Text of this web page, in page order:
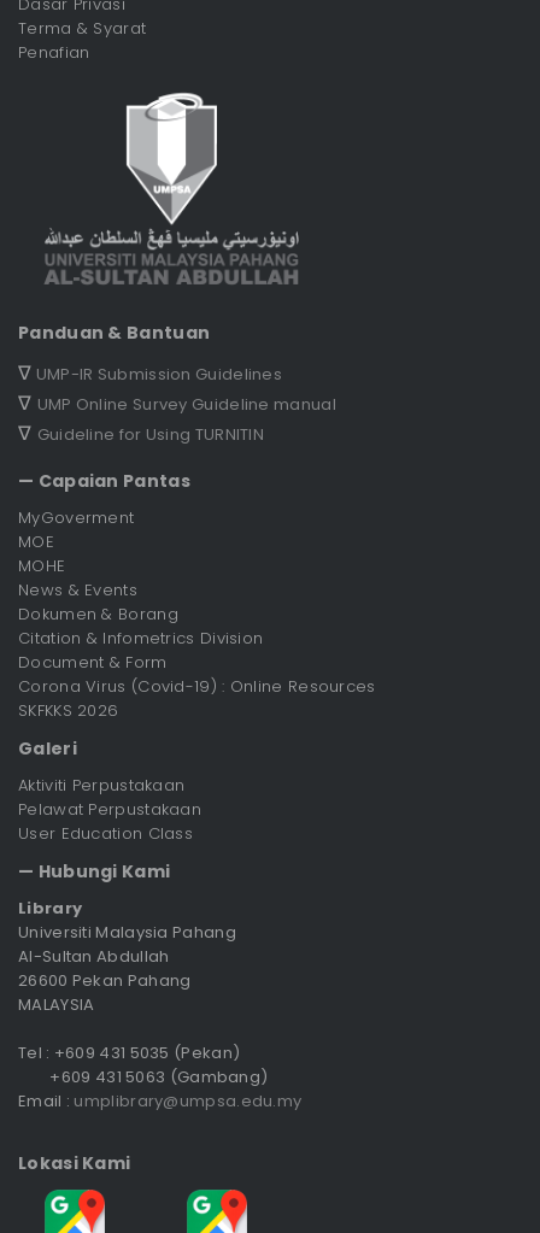
Terma & Syarat
Penafian
Panduan & Bantuan
∇ UMP-IR Submission Guidelines
∇ UMP Online Survey Guideline manual
∇ Guideline for Using TURNITIN
— Capaian Pantas
MyGoverment
MOE
MOHE
News & Events
Dokumen & Borang
Citation & Infometrics Division
Document & Form
Corona Virus (Covid-19) : Online Resources
SKFKKS 2026
Galeri
Aktiviti Perpustakaan
Pelawat Perpustakaan
User Education Class
— Hubungi Kami
Library
Universiti Malaysia Pahang
Al-Sultan Abdullah
26600 Pekan Pahang
MALAYSIA
Tel : +609 431 5035 (Pekan)
+609 431 5063 (Gambang)
Email : umplibrary@umpsa.edu.my
Lokasi Kami